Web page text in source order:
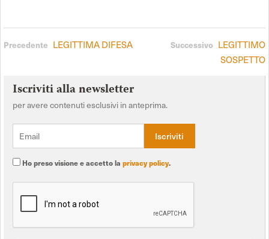
Precedente LEGITTIMA DIFESA Successivo LEGITTIMO
SOSPETTO
Iscriviti alla newsletter
per avere contenuti esclusivi in anteprima.
Ho preso visione e accetto la privacy policy.